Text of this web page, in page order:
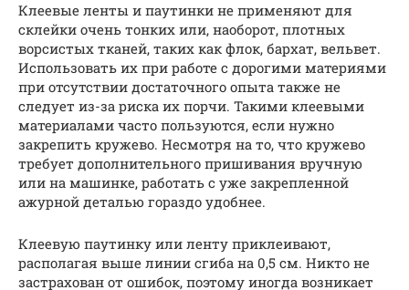
Клеевые ленты и паутинки не применяют для
склейки очень тонких или, наоборот, плотных
ворсистых тканей, таких как флок, бархат, вельвет.
Использовать их при работе с дорогими материями
при отсутствии достаточного опыта также не
следует из-за риска их порчи. Такими клеевыми
материалами часто пользуются, если нужно
закрепить кружево. Несмотря на то, что кружево
требует дополнительного пришивания вручную
или на машинке, работать с уже закрепленной
ажурной деталью гораздо удобнее.
Клеевую паутинку или ленту приклеивают,
располагая выше линии сгиба на 0,5 см. Никто не
застрахован от ошибок, поэтому иногда возникает